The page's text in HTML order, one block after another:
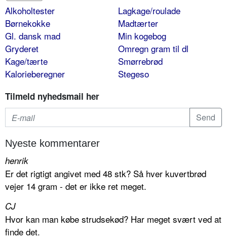
Alkoholtester
Børnekokke
Gl. dansk mad
Gryderet
Kage/tærte
Kalorieberegner
Lagkage/roulade
Madtærter
Min kogebog
Omregn gram til dl
Smørrebrød
Stegeso
Tilmeld nyhedsmail her
Nyeste kommentarer
henrik
Er det rigtigt angivet med 48 stk? Så hver kuvertbrød
vejer 14 gram - det er ikke ret meget.
CJ
Hvor kan man købe strudsekød? Har meget svært ved at
finde det.